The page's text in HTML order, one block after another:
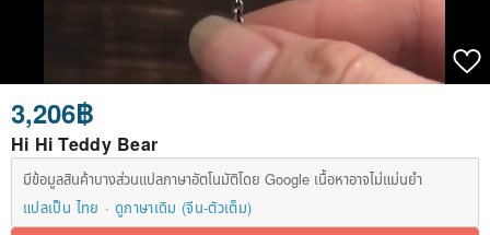
3,206฿
Hi Hi Teddy Bear
มีข้อมูลสินค้าบางส่วนแปลภาษาอัตโนมัติโดย Google เนื้อหาอาจไม่แม่นยำ
แปลเป็น ไทย
ดูภาษาเดิม (จีน-ตัวเต็ม)